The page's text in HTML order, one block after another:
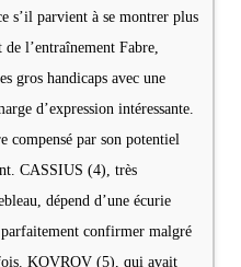
s’il parvient à se montrer plus
l’entraînement Fabre,
gros handicaps avec une
d’expression intéressante.
compensé par son potentiel
CASSIUS (4), très
dépend d’une écurie
confirmer malgré
KOVROV (5), qui avait